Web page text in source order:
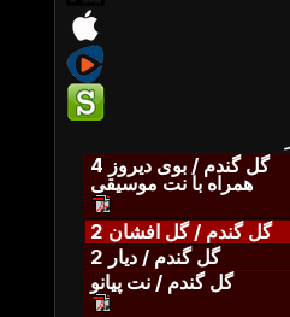
گل گندم / بوی دیروز 4
همراه با نت موسیقی
گل گندم / گل افشان 2
گل گندم / دیار 2
گل گندم / نت پیانو